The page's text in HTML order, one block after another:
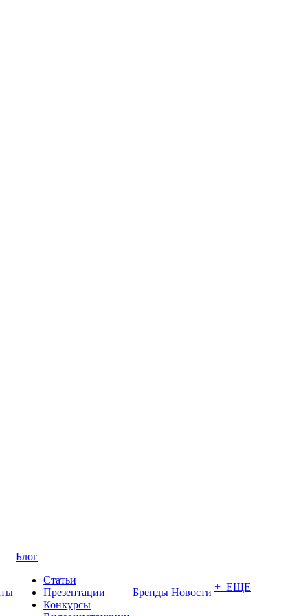
Блог
Статьи
Презентации
Конкурсы
Бренды Новости + ЕЩЕ